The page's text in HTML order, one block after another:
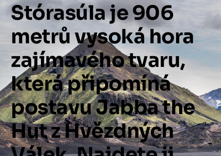
Stórasúlaje906
metrů vysokáhora
zajímavéhotvaru,
kterápřipomíná
postavuJabbathe
HutzHvězdných